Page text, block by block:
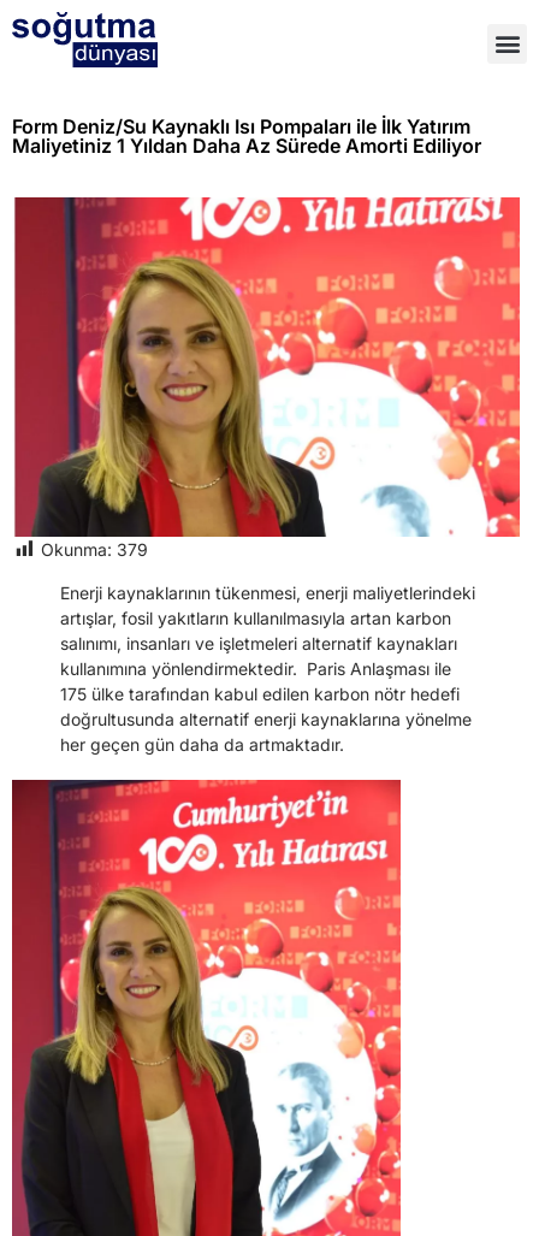
Form Deniz/Su Kaynaklı Isı Pompaları ile İlk Yatırım
Maliyetiniz 1 Yıldan Daha Az Sürede Amorti Ediliyor
Okunma: 379
Enerji kaynaklarının tükenmesi, enerji maliyetlerindeki
artışlar, fosil yakıtların kullanılmasıyla artan karbon
salınımı, insanları ve işletmeleri alternatif kaynakları
kullanımına yönlendirmektedir. Paris Anlaşması ile
175 ülke tarafından kabul edilen karbon nötr hedefi
doğrultusunda alternatif enerji kaynaklarına yönelme
her geçen gün daha da artmaktadır.